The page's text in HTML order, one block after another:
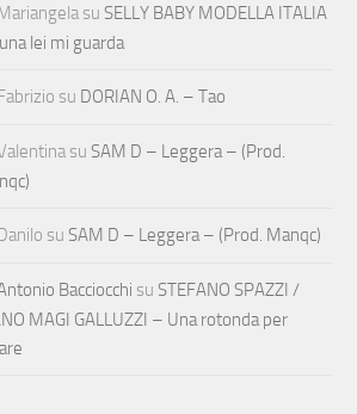
su SELLY BABY MODELLA ITALIA
lei mi guarda
su DORIAN O. A. – Tao
su SAM D – Leggera – (Prod.
su SAM D – Leggera – (Prod. Manqc)
Bacciocchi su STEFANO SPAZZI /
MAGI GALLUZZI – Una rotonda per